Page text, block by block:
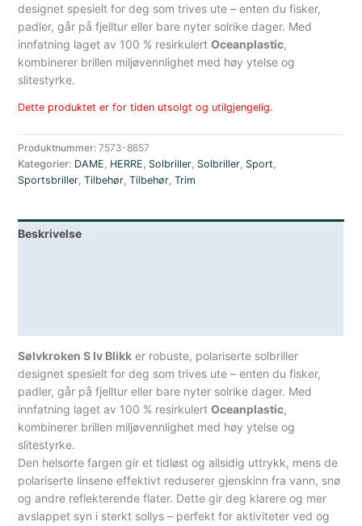
designet spesielt for deg som trives ute – enten du fisker,
padler, går på fjelltur eller bare nyter solrike dager. Med
innfatning laget av 100 % resirkulertOceanplastic,
kombinerer brillen miljøvennlighet med høy ytelse og
slitestyrke.
Dette produktet er for tiden utsolgt og utilgjengelig.
Produktnummer:7573-8657
Kategorier: DAME, HERRE, Solbriller, Solbriller, Sport,
Sportsbriller,Tilbehør,Tilbehør,Trim
Beskrivelse
Sølvkroken S Iv Blikk er robuste, polariserte solbriller
designet spesielt for deg som trives ute – enten du fisker,
padler, går på fjelltur eller bare nyter solrike dager. Med
innfatning laget av 100 % resirkulertOceanplastic,
kombinerer brillen miljøvennlighet med høy ytelse og
slitestyrke.
Den helsorte fargen gir et tidløst og allsidig uttrykk, mens de
polariserte linsene effektivt reduserer gjenskinn fra vann, snø
og andre reflekterende flater. Dette gir deg klarere og mer
avslappet syn i sterkt sollys – perfekt for aktiviteter ved og